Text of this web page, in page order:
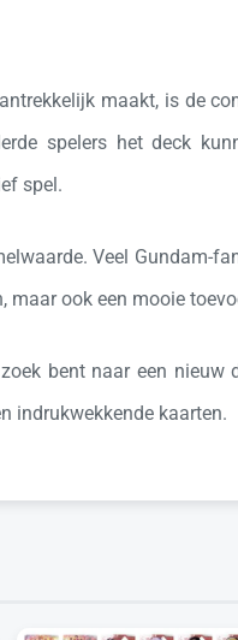
maakt, is de
spelers het deck
spel.
Veel Gundam-
ook een mooie
bent naar een nieuw
indrukwekkende kaarten.